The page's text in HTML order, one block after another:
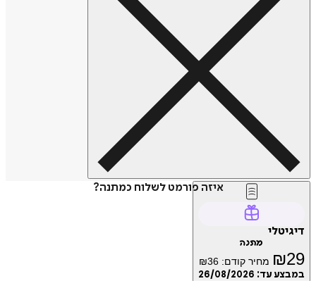
איזה פורמט לשלוח כמתנה?
₪ מחיר קודם: ₪36
עד:26/08/2026